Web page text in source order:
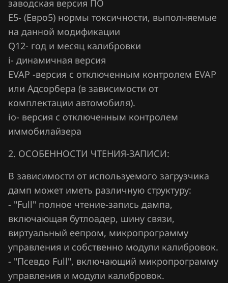
Lifan
Lincoln
Livan
Luxgen
MAN
Mazda
Mercedes-Benz
MG
Mini
Nissan
Omoda
Opel
заводская версия ПО
Е5- (Евро5) нормы токсичности, выполняемые
на данной модификации
Q12- год и месяц калибровки
i- динамичная версия
EVAP -версия с отключенным контролем EVAP
или Адсорбера (в зависимости от
комплектации автомобиля).
io- версия с отключенным контролем
иммобилайзера
2. ОСОБЕННОСТИ ЧТЕНИЯ-ЗАПИСИ:
В зависимости от используемого загрузчика
дамп может иметь различную структуру:
- "Full" полное чтение-запись дампа,
включающая бутлоадер, шину связи,
виртуальный еепром, микропрограмму
управления и собственно модули калибровок.
- "Псевдо Full", включающий микропрограмму
управления и модули калибровок.